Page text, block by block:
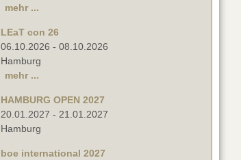
mehr ...
LEaT con 26
06.10.2026 - 08.10.2026
Hamburg
mehr ...
HAMBURG OPEN 2027
20.01.2027 - 21.01.2027
Hamburg
boe international 2027